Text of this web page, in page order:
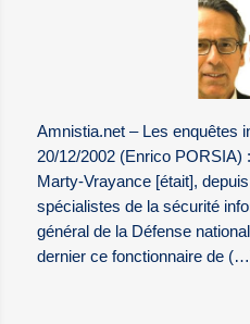
Amnistia.net – Les enquêtes
20/12/2002 (Enrico
Marty-Vrayance [était],
spécialistes de la sécurité
général de la Défense
dernier ce fonctionnaire de